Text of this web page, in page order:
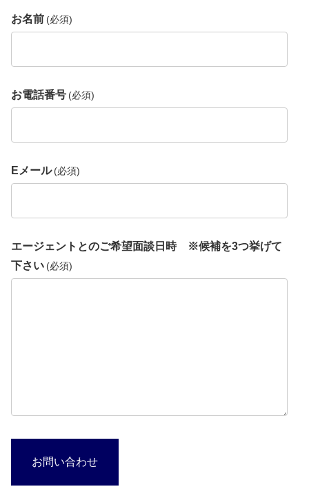
お名前 (必須)
お電話番号 (必須)
Eメール (必須)
エージェントとのご希望面談日時 ※候補を3つ挙げて
下さい (必須)
お問い合わせ